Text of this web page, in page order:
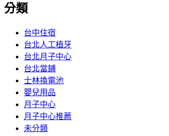
分類
台中住宿
台北人工植牙
台北月子中心
台北當鋪
士林換電池
嬰兒用品
月子中心
月子中心推薦
未分類